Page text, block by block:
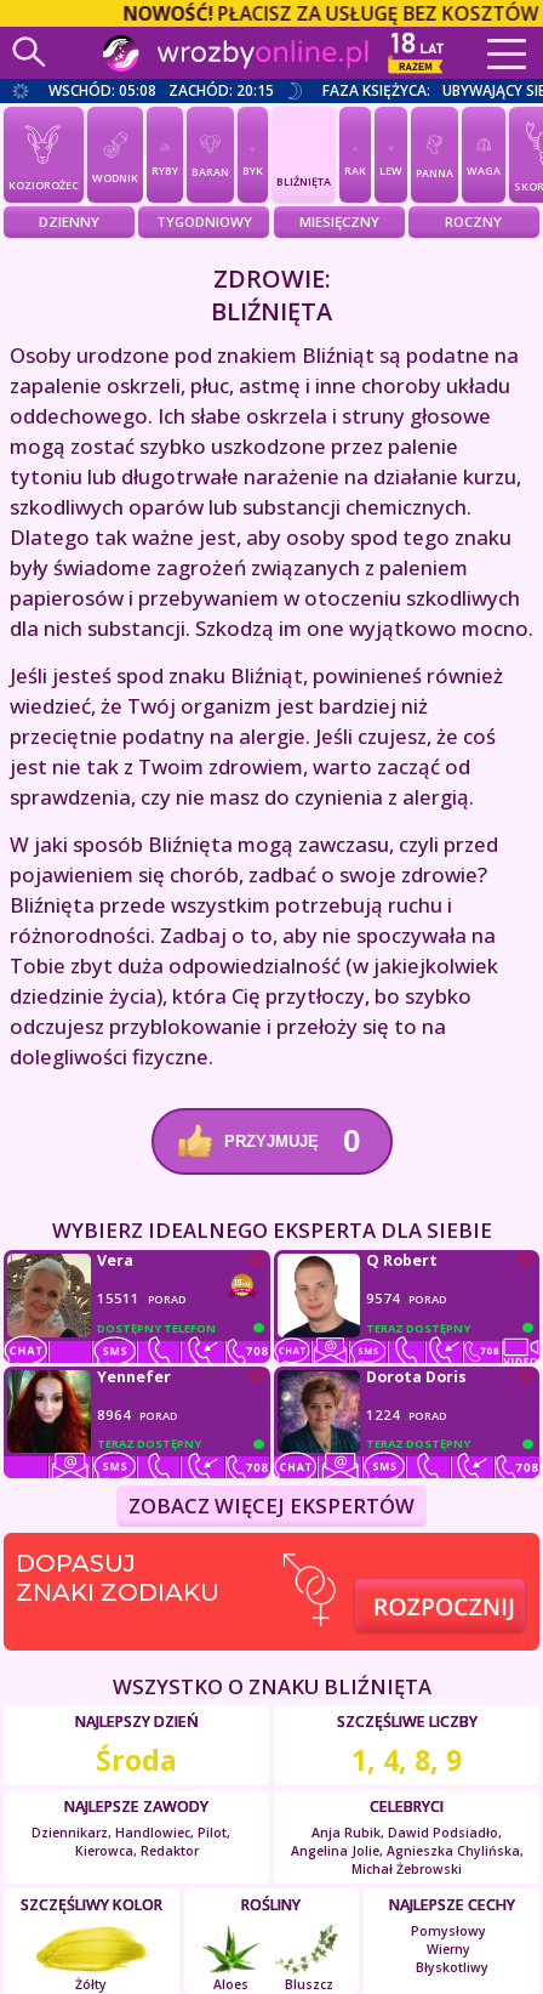
NOWOŚĆ!PŁACISZ ZA USŁUGĘ BEZ KOSZTÓW
WSCHÓD: 05:08 ZACHÓD: 20:15 FAZA KSIĘŻYCA: UBYWAJĄCY
KOZIOROŻEC WODNIK RYBY BARAN BYK
BLIŹNIĘTA
RAK LEW PANNA
WAGA
DZIENNY TYGODNIOWY MIESIĘCZNY ROCZNY
ZDROWIE:
BLIŹNIĘTA
Osoby urodzone pod znakiem Bliźniąt są podatne na
zapalenie oskrzeli, płuc, astmę i inne choroby układu
oddechowego. Ich słabe oskrzela i struny głosowe
mogą zostać szybko uszkodzone przez palenie
tytoniu lub długotrwałe narażenie na działanie kurzu,
szkodliwych oparów lub substancji chemicznych.
Dlatego tak ważne jest, aby osoby spod tego znaku
były świadome zagrożeń związanych z paleniem
papierosów i przebywaniem w otoczeniu szkodliwych
dla nich substancji. Szkodzą im one wyjątkowo mocno.
Jeśli jesteś spod znaku Bliźniąt, powinieneś również
wiedzieć, że Twój organizm jest bardziej niż
przeciętnie podatny na alergie. Jeśli czujesz, że coś
jest nie tak z Twoim zdrowiem, warto zacząć od
sprawdzenia, czy nie masz do czynienia z alergią.
W jaki sposób Bliźnięta mogą zawczasu, czyli przed
pojawieniem się chorób, zadbać o swoje zdrowie?
Bliźnięta przede wszystkim potrzebują ruchu i
różnorodności. Zadbaj o to, aby nie spoczywała na
Tobie zbyt duża odpowiedzialność (w jakiejkolwiek
dziedzinie życia), która Cię przytłoczy, bo szybko
odczujesz przyblokowanie i przełoży się to na
dolegliwości fizyczne.
PRZYJMUJĘ 0
WYBIERZ IDEALNEGO EKSPERTA DLA SIEBIE
DOSTĘPNY TELEFON
Vera
15511
PORAD
TERAZ DOSTĘPNY
Q Robert
9574 PORAD
TERAZ DOSTĘPNY
Yennefer
8964 PORAD
TERAZ DOSTĘPNY
Dorota Doris
1224 PORAD
ZOBACZ WIĘCEJ EKSPERTÓW
DOPASUJ
ZNAKI ZODIAKU
WSZYSTKO O ZNAKU BLIŹNIĘTA
NAJLEPSZY DZIEŃ
Środa
SZCZĘŚLIWE LICZBY
1, 4, 8, 9
NAJLEPSZE ZAWODY
Dziennikarz, Handlowiec, Pilot,
Kierowca, Redaktor
CELEBRYCI
Anja Rubik, Dawid Podsiadło,
Angelina Jolie, Agnieszka Chylińska,
Michał Żebrowski
NAJLEPSZE CECHY
Pomysłowy
Wierny
Błyskotliwy
SZCZĘŚLIWY KOLOR
Żółty
ROŚLINY
Aloes Bluszcz